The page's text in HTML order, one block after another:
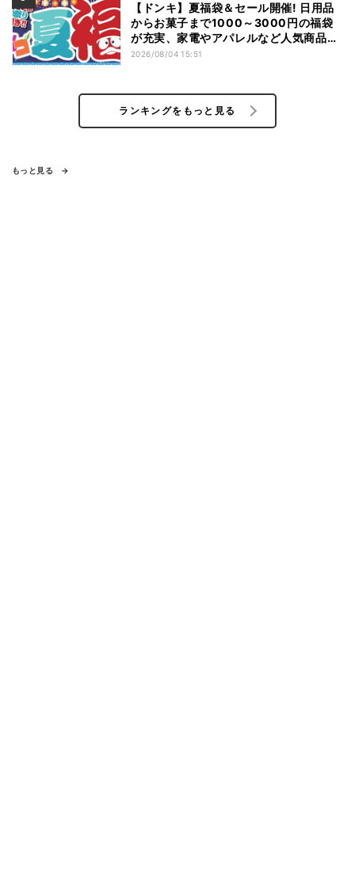
【ドンキ】夏福袋＆セール開催! 日用品
からお菓子まで1000～3000円の福袋
が充実、家電やアパレルなど人気商品も
特価
2026/08/04 15:51
ランキングをもっと見る
もっと見る